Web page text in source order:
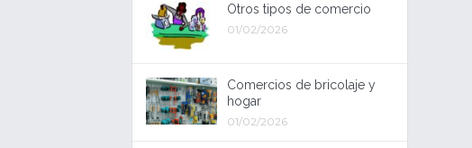
Otros tipos de comercio
01/02/2026
Comercios de bricolaje y
hogar
01/02/2026